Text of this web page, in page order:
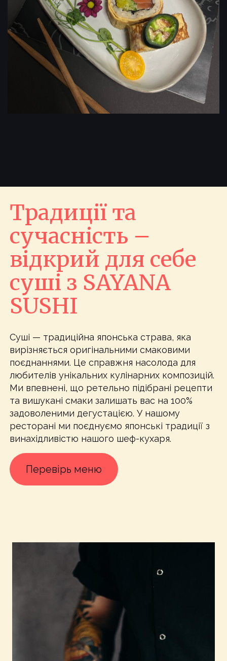
Традиції та
сучасність –
відкрий для себе
суші з SAYANA
SUSHI
Суші — традиційна японська страва, яка
вирізняється оригінальними смаковими
поєднаннями. Це справжня насолода для
любителів унікальних кулінарних композицій.
Ми впевнені, що ретельно підібрані рецепти
та вишукані смаки залишать вас на 100%
задоволеними дегустацією. У нашому
ресторані ми поєднуємо японські традиції з
винахідливістю нашого шеф-кухаря.
Перевірь меню